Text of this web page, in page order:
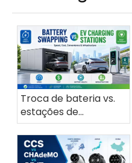
Troca de bateria vs.
estações de
carregamento de EV